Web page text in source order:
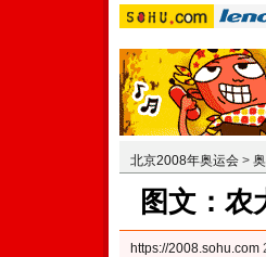
北京2008年奥运会 >
图文：农
https://2008.sohu.com